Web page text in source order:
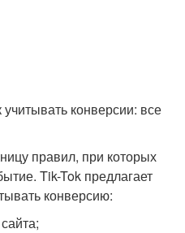
конверсии: все
правил, при которых
Tik-Tok предлагает
конверсию: